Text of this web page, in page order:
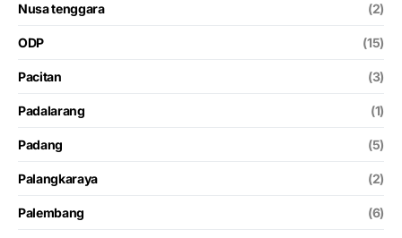
Nusa tenggara (2)
ODP (15)
Pacitan (3)
Padalarang (1)
Padang (5)
Palangkaraya (2)
Palembang (6)